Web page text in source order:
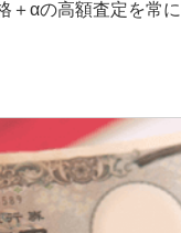
＋αの高額査定を常に